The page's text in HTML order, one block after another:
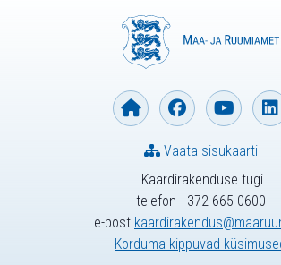
Kaardirakenduse tugi
telefon +372 665 0600
e-post
Korduma kippuvad
Vaata sisukaarti